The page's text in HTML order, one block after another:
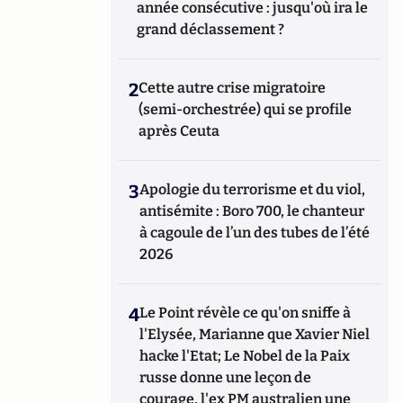
année consécutive : jusqu'où ira le
grand déclassement ?
2Cette autre crise migratoire
(semi-orchestrée) qui se profile
après Ceuta
3Apologie du terrorisme et du viol,
antisémite : Boro 700, le chanteur
à cagoule de l’un des tubes de l’été
2026
4Le Point révèle ce qu'on sniffe à
l'Elysée, Marianne que Xavier Niel
hacke l'Etat; Le Nobel de la Paix
russe donne une leçon de
courage, l'ex PM australien une